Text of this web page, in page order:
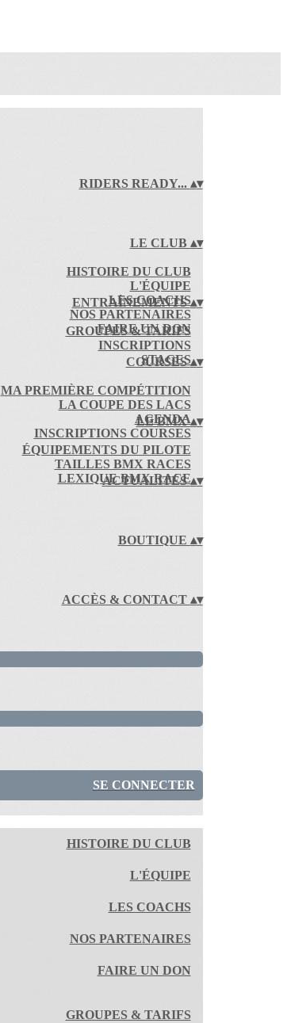
RIDERS READY... ▴▾
LE CLUB ▴▾
HISTOIRE DU CLUB
L'ÉQUIPE
LES COACHS
NOS PARTENAIRES
FAIRE UN DON
ENTRAÎNEMENTS▴▾
GROUPES & TARIFS
INSCRIPTIONS
STAGES
COURSES▴▾
MA PREMIÈRE COMPÉTITION
LA COUPE DES LACS
AGENDA
INSCRIPTIONS COURSES
LE BMX▴▾
ÉQUIPEMENTS DU PILOTE
TAILLES BMX RACES
LEXIQUE BMX RACE
ACTUALITÉS▴▾
BOUTIQUE ▴▾
ACCÈS & CONTACT ▴▾
SE CONNECTER
HISTOIRE DU CLUB
L'ÉQUIPE
LES COACHS
NOS PARTENAIRES
FAIRE UN DON
GROUPES & TARIFS